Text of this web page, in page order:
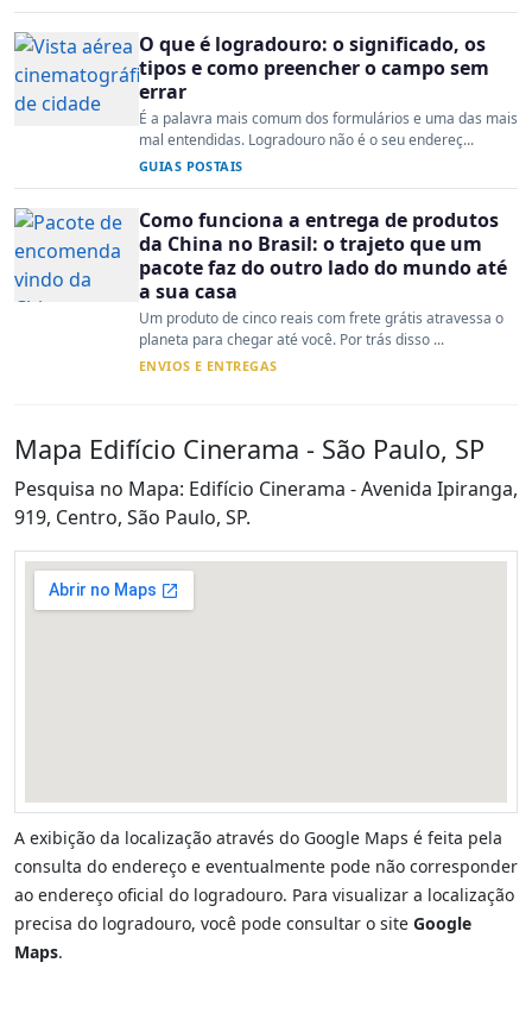
O que é logradouro: o significado, os
tipos e como preencher o campo sem
errar
É a palavra mais comum dos formulários e uma das mais
mal entendidas. Logradouro não é o seu endereç...
GUIAS POSTAIS
Como funciona a entrega de produtos
da China no Brasil: o trajeto que um
pacote faz do outro lado do mundo até
a sua casa
Um produto de cinco reais com frete grátis atravessa o
planeta para chegar até você. Por trás disso ...
ENVIOS E ENTREGAS
Mapa Edifício Cinerama - São Paulo, SP
Pesquisa no Mapa: Edifício Cinerama - Avenida Ipiranga,
919, Centro, São Paulo, SP.
A exibição da localização através do Google Maps é feita pela
consulta do endereço e eventualmente pode não corresponder
ao endereço oficial do logradouro. Para visualizar a localização
precisa do logradouro, você pode consultar o site Google
Maps.